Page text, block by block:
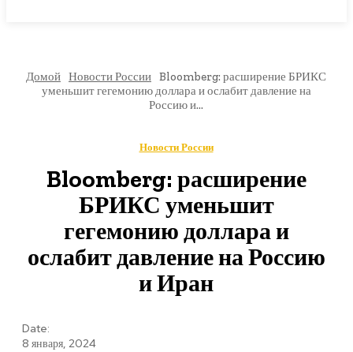
Домой Новости России Bloomberg: расширение БРИКС
уменьшит гегемонию доллара и ослабит давление на
Россию и...
Новости России
Bloomberg: расширение
БРИКС уменьшит
гегемонию доллара и
ослабит давление на Россию
и Иран
Date:
8 января, 2024